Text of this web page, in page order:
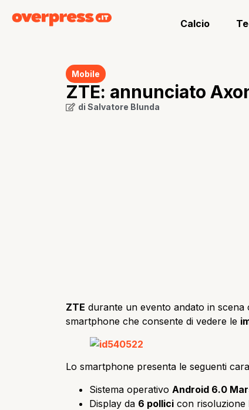
Calcio
Mobile
ZTE: annunciato
di Salvatore Blunda
ZTE durante un evento andato in scena
smartphone che consente di vedere le
Lo smartphone presenta le seguenti
Sistema operativo Android 6.0
Display da 6 pollici con risoluzione